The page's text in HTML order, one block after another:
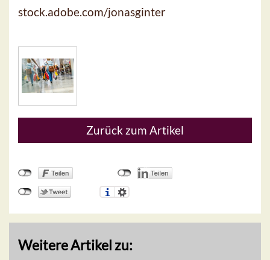
stock.adobe.com/jonasginter
Zurück zum Artikel
Weitere Artikel zu: